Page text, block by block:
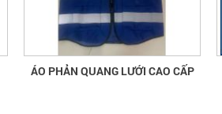
ÁO PHẢN QUANG LƯỚI CAO CẤP